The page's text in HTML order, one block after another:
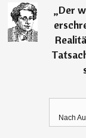
„Der
Nach